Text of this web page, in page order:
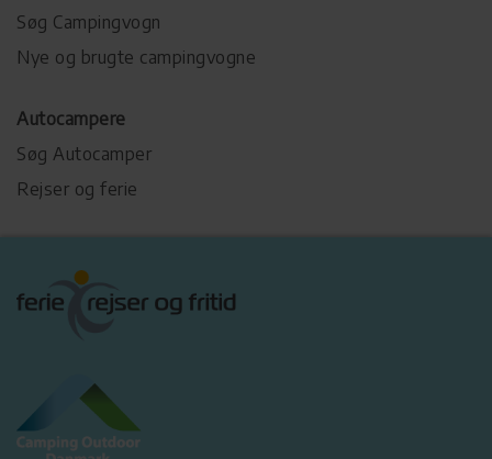
Søg Campingvogn
Nye og brugte campingvogne
Autocampere
Søg Autocamper
Rejser og ferie